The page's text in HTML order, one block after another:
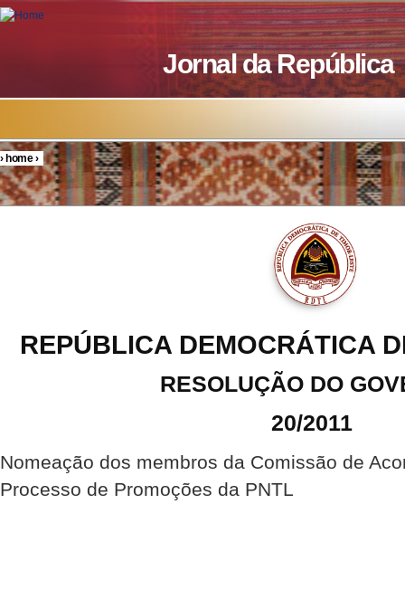
Skip to main content
Jornal da República
You are here
›home›
REPÚBLICA DEMOCRÁTICA
RESOLUÇÃO DO
20/2011
Nomeação dos membros da Comissão de
Processo de Promoções da PNTL